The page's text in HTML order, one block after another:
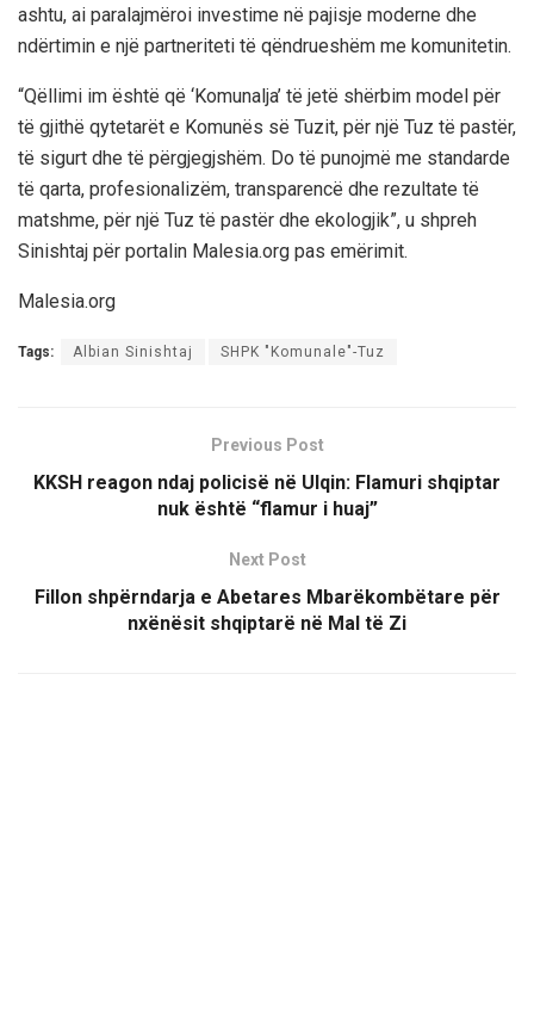
ashtu, ai paralajmëroi investime në pajisje moderne dhe
ndërtimin e një partneriteti të qëndrueshëm me komunitetin.
“Qëllimi im është që ‘Komunalja’ të jetë shërbim model për
të gjithë qytetarët e Komunës së Tuzit, për një Tuz të pastër,
të sigurt dhe të përgjegjshëm. Do të punojmë me standarde
të qarta, profesionalizëm, transparencë dhe rezultate të
matshme, për një Tuz të pastër dhe ekologjik”, u shpreh
Sinishtaj për portalin Malesia.org pas emërimit.
Malesia.org
Tags: Albian Sinishtaj SHPK "Komunale"-Tuz
Previous Post
KKSH reagon ndaj policisë në Ulqin: Flamuri shqiptar
nuk është “flamur i huaj”
Next Post
Fillon shpërndarja e Abetares Mbarëkombëtare për
nxënësit shqiptarë në Mal të Zi